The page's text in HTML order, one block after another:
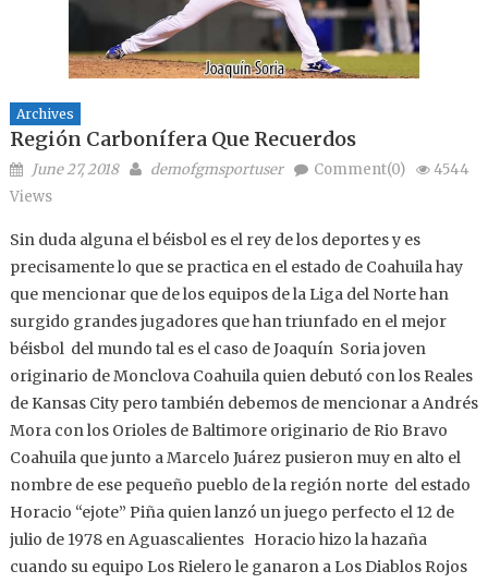
Archives
Región Carbonífera Que Recuerdos
Posted on
June 27, 2018 Author
demofgmsportuser Comment(0)
4544
Views
Sin duda alguna el béisbol es el rey de los deportes y es
precisamente lo que se practica en el estado de Coahuila hay
que mencionar que de los equipos de la Liga del Norte han
surgido grandes jugadores que han triunfado en el mejor
béisbol del mundo tal es el caso de Joaquín Soria joven
originario de Monclova Coahuila quien debutó con los Reales
de Kansas City pero también debemos de mencionar a Andrés
Mora con los Orioles de Baltimore originario de Rio Bravo
Coahuila que junto a Marcelo Juárez pusieron muy en alto el
nombre de ese pequeño pueblo de la región norte del estado
Horacio “ejote” Piña quien lanzó un juego perfecto el 12 de
julio de 1978 en Aguascalientes Horacio hizo la hazaña
cuando su equipo Los Rielero le ganaron a Los Diablos Rojos